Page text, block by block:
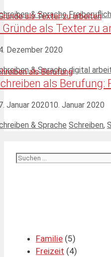
& Sprache
Gründe als Texter zu
Dezember 2020
& Sprache digital
als Berufung:
Januar 202010. Januar 2020
& Sprache Schreiben,
Suchen
Familie (5)
Freizeit (4)